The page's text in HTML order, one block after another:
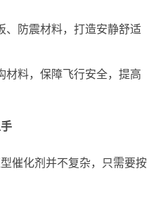
、防震材料，打造安静舒适
材料，保障飞行安全，提高
催化剂并不复杂，只需要按